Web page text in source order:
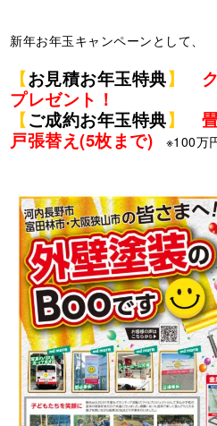
新年お年玉キャンペーンとして、
【お見積お年玉特典】
プレゼント！
【ご成約お年玉特典】
戸張替え(5枚まで) ※100万